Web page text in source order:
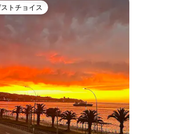
星中4.94つ星の平均評価
ストチョイス
トチョイス